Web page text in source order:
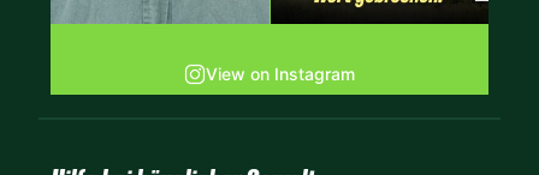
View on Instagram